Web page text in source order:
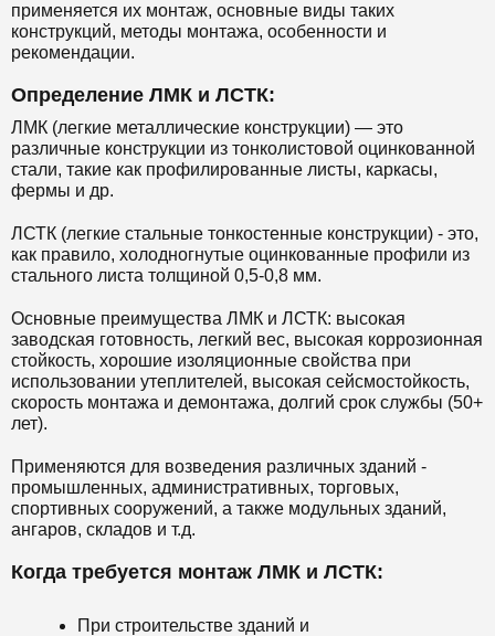
применяется их монтаж, основные виды таких
конструкций, методы монтажа, особенности и
рекомендации.
Определение ЛМК и ЛСТК:
ЛМК (легкие металлические конструкции) — это
различные конструкции из тонколистовой оцинкованной
стали, такие как профилированные листы, каркасы,
фермы и др.
ЛСТК (легкие стальные тонкостенные конструкции) - это,
как правило, холодногнутые оцинкованные профили из
стального листа толщиной 0,5-0,8 мм.
Основные преимущества ЛМК и ЛСТК: высокая
заводская готовность, легкий вес, высокая коррозионная
стойкость, хорошие изоляционные свойства при
использовании утеплителей, высокая сейсмостойкость,
скорость монтажа и демонтажа, долгий срок службы (50+
лет).
Применяются для возведения различных зданий -
промышленных, административных, торговых,
спортивных сооружений, а также модульных зданий,
ангаров, складов и т.д.
Когда требуется монтаж ЛМК и ЛСТК:
При строительстве зданий и